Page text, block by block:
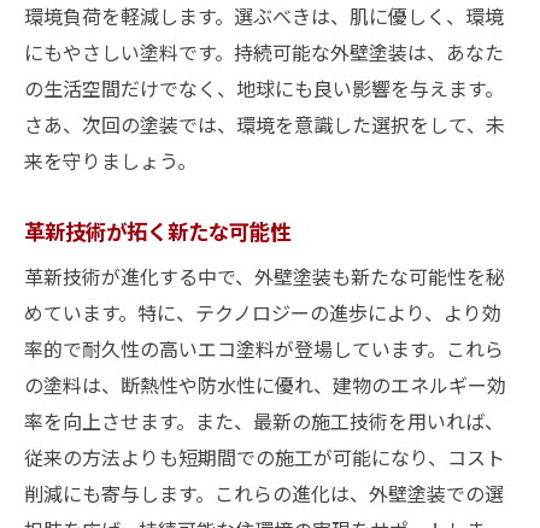
環境負荷を軽減します。選ぶべきは、肌に優しく、環境
にもやさしい塗料です。持続可能な外壁塗装は、あなた
の生活空間だけでなく、地球にも良い影響を与えます。
さあ、次回の塗装では、環境を意識した選択をして、未
来を守りましょう。
革新技術が拓く新たな可能性
革新技術が進化する中で、外壁塗装も新たな可能性を秘
めています。特に、テクノロジーの進歩により、より効
率的で耐久性の高いエコ塗料が登場しています。これら
の塗料は、断熱性や防水性に優れ、建物のエネルギー効
率を向上させます。また、最新の施工技術を用いれば、
従来の方法よりも短期間での施工が可能になり、コスト
削減にも寄与します。これらの進化は、外壁塗装での選